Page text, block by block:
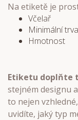
Na etiketě je
Včelař
Minimální
Hmotnost
Etiketu doplňte
stejném designu
to nejen
uvidíte, jaký typ